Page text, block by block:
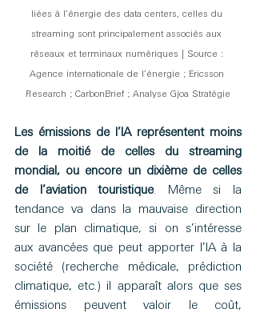
liées à l’énergie des data centers, celles du
streaming sont principalement associés aux
réseaux et terminaux numériques | Source :
Agence internationale de l’énergie ; Ericsson
Research ; CarbonBrief ; Analyse Gjoa Stratégie
Les émissions de l’IA représentent moins
de la moitié de celles du streaming
mondial, ou encore un dixième de celles
de l’aviation touristique. Même si la
tendance va dans la mauvaise direction
sur le plan climatique, si on s’intéresse
aux avancées que peut apporter l’IA à la
société (recherche médicale, prédiction
climatique, etc.) il apparaît alors que ses
émissions peuvent valoir le coût,